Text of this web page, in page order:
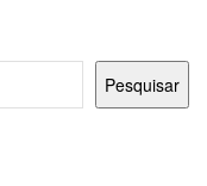
Pesquisar